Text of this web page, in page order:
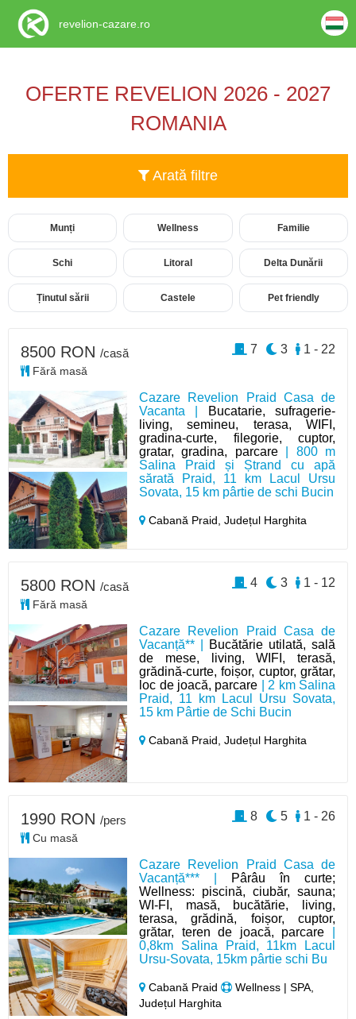
OFERTE REVELION 2026 - 2027
ROMANIA
Arată filtre
Munți Wellness Familie
Schi Litoral Delta Dunării
Ținutul sării Castele Pet friendly
Cazare Revelion Praid Casa de
Vacanta |
Bucatarie, sufragerie-
living, semineu, terasa, WIFI,
gradina-curte, filegorie, cuptor,
gratar, gradina, parcare| 800 m
Salina Praid și Ștrand cu apă
sărată Praid, 11 km Lacul Ursu
Sovata, 15 km pârtie de schi Bucin
Cabană Praid,Județul Harghita
8500 RON /casă
Fără masă
1 - 22
3
7
Cazare Revelion Praid Casa de
Vacanță** |
Bucătărie utilată, sală
de mese, living, WIFI, terasă,
grădină-curte, foișor, cuptor, grătar,
loc de joacă, parcare | 2 km Salina
Praid, 11 km Lacul Ursu Sovata,
15 km Pârtie de Schi Bucin
Cabană Praid,Județul Harghita
5800 RON /casă
Fără masă
1 - 12
3
4
Cazare Revelion Praid Casa de
Vacanță*** |
Pârâu în curte;
Wellness: piscină, ciubăr, sauna;
WI-FI, masă, bucătărie, living,
terasa, grădină, foișor, cuptor,
grătar, teren de joacă, parcare
0,8km Salina Praid, 11km Lacul
Ursu-Sovata, 15km pârtie schi Bu
Cabană Praid
Wellness | SPA,
Județul Harghita
1990 RON /pers
Cu masă
1 - 26
5
8
revelion-cazare.ro